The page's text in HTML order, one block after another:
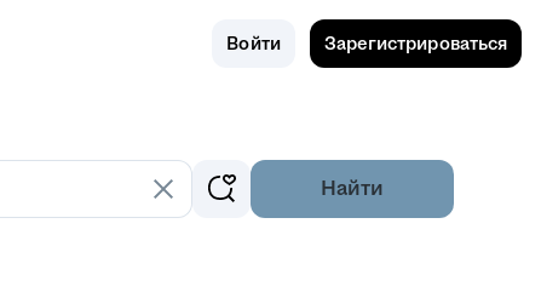
Войти Зарегистрироваться
Найти